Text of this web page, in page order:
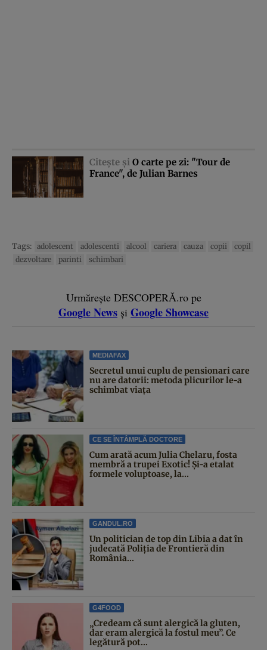
Citeşte şi O carte pe zi: "Tour de
France", de Julian Barnes
Tags: adolescent adolescenti alcool cariera cauza copii
copil
dezvoltare
parinti schimbari
Urmărește DESCOPERĂ.ro pe
Google News și Google Showcase
MEDIAFAX
Secretul unui cuplu de pensionari care
nu are datorii: metoda plicurilor le-a
schimbat viața
CE SE ÎNTÂMPLĂ DOCTORE
Cum arată acum Julia Chelaru, fosta
membră a trupei Exotic! Și-a etalat
formele voluptoase, la...
GANDUL.RO
Un politician de top din Libia a dat în
judecată Poliția de Frontieră din
România...
G4FOOD
„Credeam că sunt alergică la gluten,
dar eram alergică la fostul meu”. Ce
legătură pot...